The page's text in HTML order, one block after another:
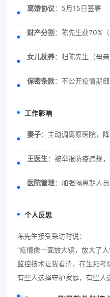
离婚协议：5月15日签署
财产分割 ：陈先生获70%
女儿抚养：归陈先生（母
保密条款：不公开疫情期
工作影响
妻子：主动调离原医院，
王医生：被举报防疫违规
医院管理：加强隔离期人
个人反思
陈先生接受采访时说：
“疫情像一面放大镜，放大了人
监控技术让我看清，在生死考
有些人选择守护家庭，有些人